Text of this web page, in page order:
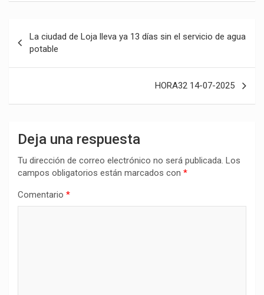
de
entradas
La ciudad de Loja lleva ya 13 días sin el servicio de agua
potable
HORA32 14-07-2025
Deja una respuesta
Tu dirección de correo electrónico no será publicada. Los
campos obligatorios están marcados con *
Comentario *